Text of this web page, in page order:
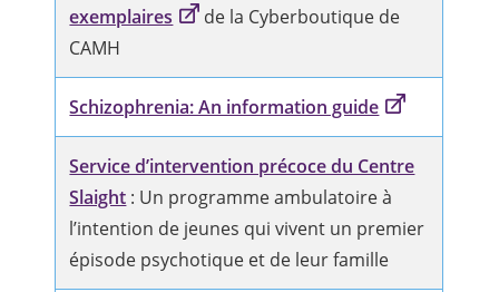
exemplaires
de la Cyberboutique de
CAMH
Schizophrenia: An information guide
Service d’intervention précoce du Centre
Slaight : Un programme ambulatoire à
l’intention de jeunes qui vivent un premier
épisode psychotique et de leur famille